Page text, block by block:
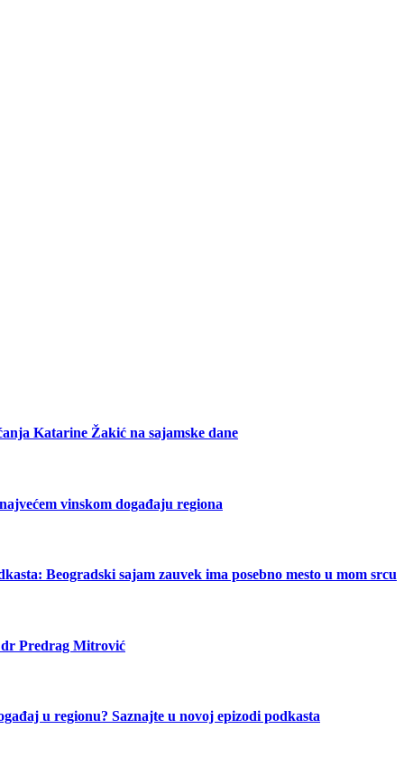
Katarine Žakić na sajamske dane
vinskom događaju regiona
Beogradski sajam zauvek ima posebno mesto u mom srcu
dr Predrag Mitrović
u regionu? Saznajte u novoj epizodi podkasta